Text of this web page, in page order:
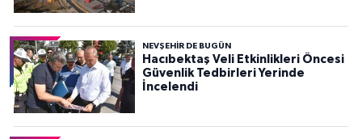
NEVŞEHIR DE BUGÜN
Hacıbektaş Veli Etkinlikleri Öncesi
Güvenlik Tedbirleri Yerinde
İncelendi